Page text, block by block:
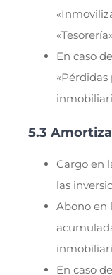
En caso
5.3
Cargo en
las
Abono en
En caso